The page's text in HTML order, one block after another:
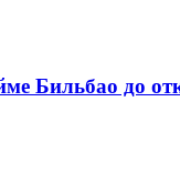
Бильбао до